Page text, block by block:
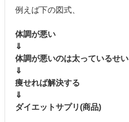
例えば下の図式、
体調が悪い
⇓
体調が悪いのは太っているせい
⇓
痩せれば解決する
⇓
ダイエットサプリ(商品)